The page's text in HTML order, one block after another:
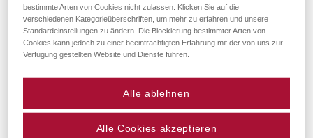
Trendstyle Kst.-
New Lifestyle Kst.-
bestimmte Arten von Cookies nicht zulassen. Klicken Sie auf die
verschiedenen Kategorieüberschriften, um mehr zu erfahren und unsere
Standardeinstellungen zu ändern. Die Blockierung bestimmter Arten von
Cookies kann jedoch zu einer beeinträchtigten Erfahrung mit der von uns zur
Verfügung gestellten Website und Dienste führen.
Alle ablehnen
Alle Cookies akzeptieren